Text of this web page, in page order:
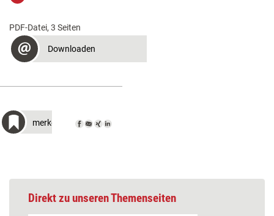
PDF-Datei, 3 Seiten
Downloaden
merken
Direkt zu unseren Themenseiten